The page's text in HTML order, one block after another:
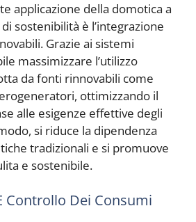
applicazione della domotica a
sostenibilità è l’integrazione
Grazie ai sistemi
massimizzare l’utilizzo
da fonti rinnovabili come
ottimizzando il
alle esigenze effettive degli
si riduce la dipendenza
tradizionali e si promuove
e sostenibile.
Controllo Dei Consumi